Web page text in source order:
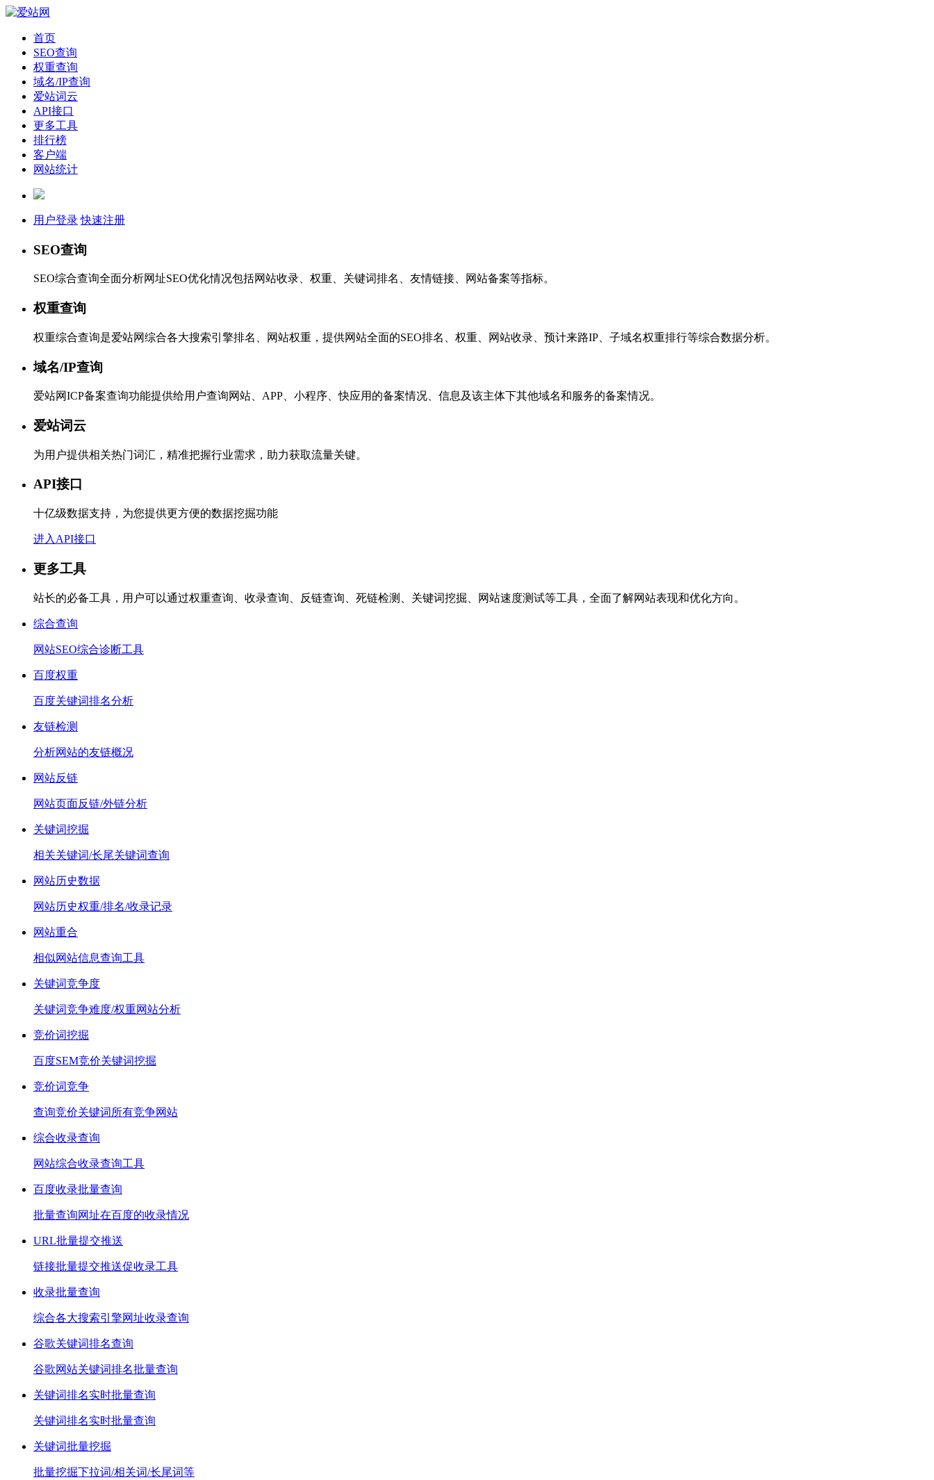
首页
SEO查询
权重查询
域名/IP查询
爱站词云
API接口
更多工具
排行榜
客户端
网站统计
用户登录 快速注册
SEO查询
SEO综合查询全面分析网址SEO优化情况包括网站收录、权重、关键词排名、友情链接、网站备案等指标。
权重查询
权重综合查询是爱站网综合各大搜索引擎排名、网站权重，提供网站全面的SEO排名、权重、网站收录、预计来路IP、子域名权重排行等综合数据分析。
域名/IP查询
爱站网ICP备案查询功能提供给用户查询网站、APP、小程序、快应用的备案情况、信息及该主体下其他域名和服务的备案情况。
爱站词云
为用户提供相关热门词汇，精准把握行业需求，助力获取流量关键。
API接口
十亿级数据支持，为您提供更方便的数据挖掘功能
进入API接口
更多工具
站长的必备工具，用户可以通过权重查询、收录查询、反链查询、死链检测、关键词挖掘、网站速度测试等工具，全面了解网站表现和优化方向。
综合查询
网站SEO综合诊断工具
百度权重
百度关键词排名分析
友链检测
分析网站的友链概况
网站反链
网站页面反链/外链分析
关键词挖掘
相关关键词/长尾关键词查询
网站历史数据
网站历史权重/排名/收录记录
网站重合
相似网站信息查询工具
关键词竞争度
关键词竞争难度/权重网站分析
竞价词挖掘
百度SEM竞价关键词挖掘
竞价词竞争
查询竞价关键词所有竞争网站
综合收录查询
网站综合收录查询工具
百度收录批量查询
批量查询网址在百度的收录情况
URL批量提交推送
链接批量提交推送促收录工具
收录批量查询
综合各大搜索引擎网址收录查询
谷歌关键词排名查询
谷歌网站关键词排名批量查询
关键词排名实时批量查询
关键词排名实时批量查询
关键词批量挖掘
批量挖掘下拉词/相关词/长尾词等